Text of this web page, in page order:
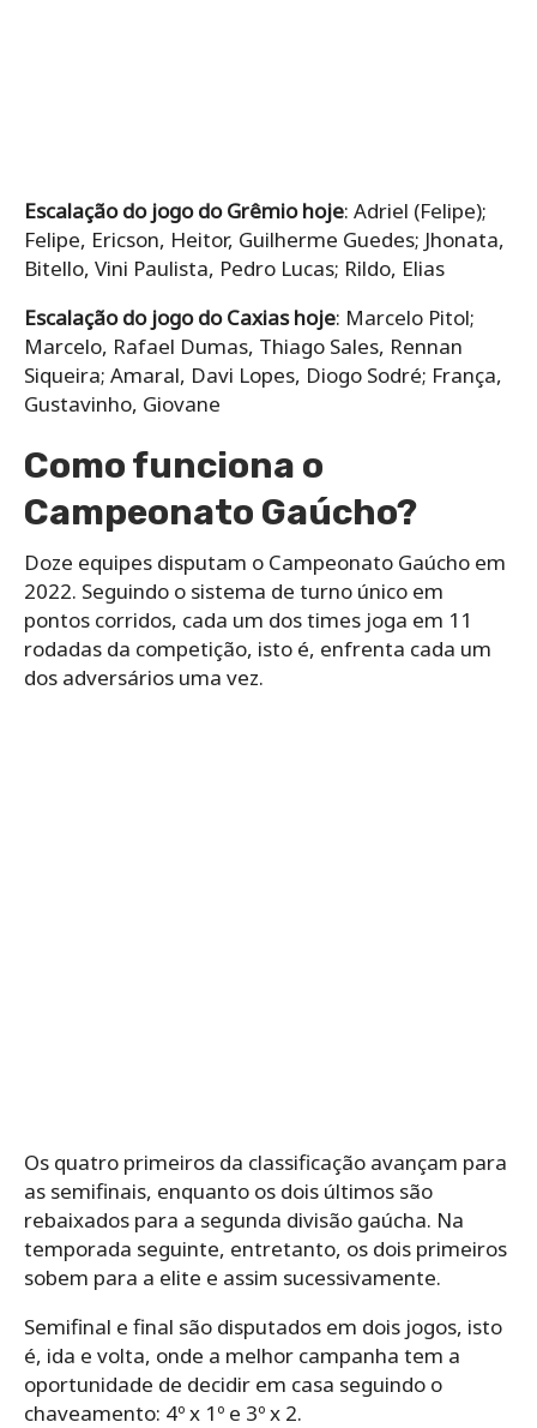
Escalação do jogo do Grêmio hoje: Adriel (Felipe);
Felipe, Ericson, Heitor, Guilherme Guedes; Jhonata,
Bitello, Vini Paulista, Pedro Lucas; Rildo, Elias
Escalação do jogo do Caxias hoje: Marcelo Pitol;
Marcelo, Rafael Dumas, Thiago Sales, Rennan
Siqueira; Amaral, Davi Lopes, Diogo Sodré; França,
Gustavinho, Giovane
Como funciona o
Campeonato Gaúcho?
Doze equipes disputam o Campeonato Gaúcho em
2022. Seguindo o sistema de turno único em
pontos corridos, cada um dos times joga em 11
rodadas da competição, isto é, enfrenta cada um
dos adversários uma vez.
Os quatro primeiros da classificação avançam para
as semifinais, enquanto os dois últimos são
rebaixados para a segunda divisão gaúcha. Na
temporada seguinte, entretanto, os dois primeiros
sobem para a elite e assim sucessivamente.
Semifinal e final são disputados em dois jogos, isto
é, ida e volta, onde a melhor campanha tem a
oportunidade de decidir em casa seguindo o
chaveamento: 4º x 1º e 3º x 2.